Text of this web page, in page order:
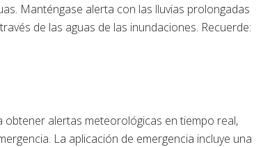
Manténgase alerta con las lluvias prolongadas
de las aguas de las inundaciones. Recuerde:
obtener alertas meteorológicas en tiempo real,
La aplicación de emergencia incluye una